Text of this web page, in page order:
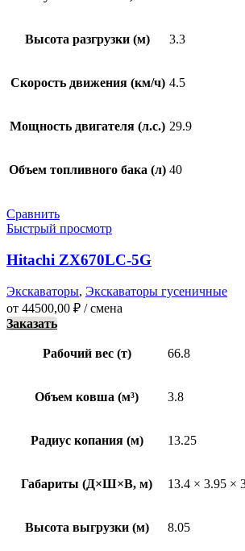
Высота разгрузки (м) 3.3
Скорость движения (км/ч) 4.5
Мощность двигателя (л.с.) 29.9
Объем топливного бака (л) 40
Сравнить
Быстрый просмотр
Hitachi ZX670LC-5G
Экскаваторы, Экскаваторы гусеничные
от 44500,00 ₽ / смена
Заказать
Рабочий вес (т) 66.8
Объем ковша (м³) 3.8
Радиус копания (м) 13.25
Габариты (Д×Ш×В, м) 13.4 × 3.95 ×
Высота выгрузки (м) 8.05